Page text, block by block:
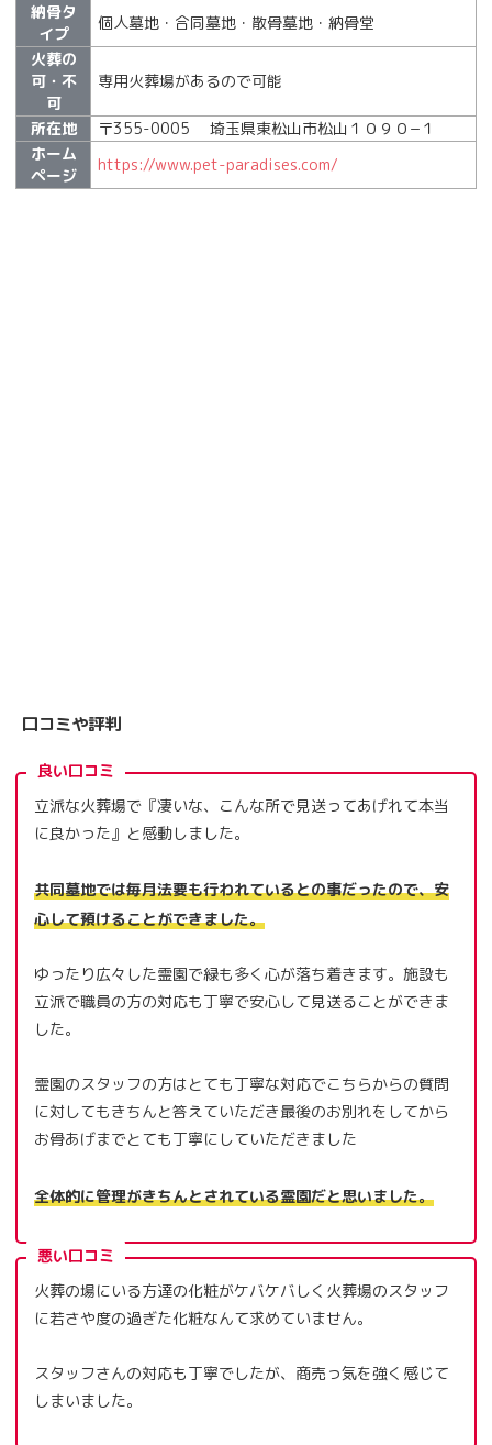
納骨タ
イプ
個人墓地・合同墓地・散骨墓地・納骨堂
火葬の
可・不
可
専用火葬場があるので可能
所在地
〒355-0005 埼玉県東松山市松山１０９０−１
ホーム
ページ
https://www.pet-paradises.com/
口コミや評判
良い口コミ
立派な火葬場で『凄いな、こんな所で見送ってあげれて本当
に良かった』と感動しました。
共同墓地では毎月法要も行われているとの事だったので、安
心して預けることができました。
ゆったり広々した霊園で緑も多く心が落ち着きます。施設も
立派で職員の方の対応も丁寧で安心して見送ることができま
した。
霊園のスタッフの方はとても丁寧な対応でこちらからの質問
に対してもきちんと答えていただき最後のお別れをしてから
お骨あげまでとても丁寧にしていただきました
全体的に管理がきちんとされている霊園だと思いました。
悪い口コミ
火葬の場にいる方達の化粧がケバケバしく火葬場のスタッフ
に若さや度の過ぎた化粧なんて求めていません。
スタッフさんの対応も丁寧でしたが、商売っ気を強く感じて
しまいました。